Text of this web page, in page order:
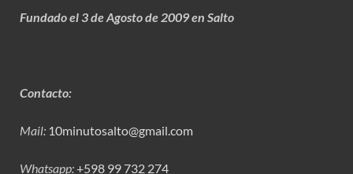
Fundado el 3 de Agosto de 2009 en Salto
Contacto:
Mail: 10minutosalto@gmail.com
Whatsapp:+598 99 732 274